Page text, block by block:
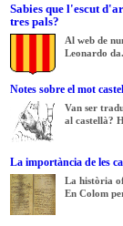
Sabies que l'escut
tres pals?
Al web de
Leonardo
Notes sobre el mot
Van ser
al castellà?
La importància de les
La història
En Colom